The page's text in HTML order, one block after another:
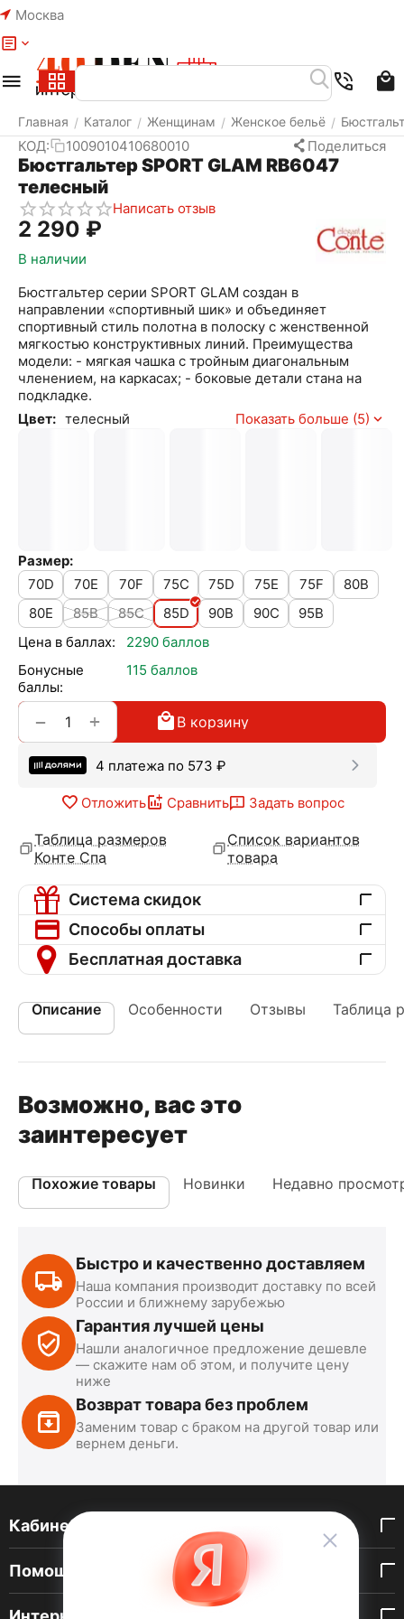
Москва
Главная / Каталог / Женщинам / Женское бельё /
КОД: 1009010410680010 Поделиться
Бюстгальтер SPORT GLAM RB6047
телесный
Написать отзыв
2 290 ₽
В наличии
Бюстгальтер серии SPORT GLAM создан в
направлении «спортивный шик» и объединяет
спортивный стиль полотна в полоску с женственной
мягкостью конструктивных линий. Преимущества
модели: - мягкая чашка с тройным диагональным
членением, на каркасах; - боковые детали стана на
подкладке.
Цвет: телесный Показать больше (5)
Размер:
70D
70E 70F 75C 75D 75E 75F
80B
80E
85B 85C 85D 90B 90C
95B
Цена в баллах:
2290 баллов
Бонусные
баллы:
115 баллов
+
− В корзину
4 платежа по 573 ₽
Отложить Сравнить Задать вопрос
Таблица размеров
Конте Спа
Список вариантов
товара
Система скидок
Способы оплаты
Бесплатная доставка
Описание Особенности Отзывы Таблица
Возможно, вас это
заинтересует
Похожие товары Новинки Недавно
Быстро и качественно доставляем
Наша компания производит доставку по всей
России и ближнему зарубежью
Гарантия лучшей цены
Нашли аналогичное предложение дешевле
— скажите нам об этом, и получите цену
ниже
Возврат товара без проблем
Заменим товар с браком на другой товар или
вернем деньги.
Кабинет покупателя
Помощь покупателю
Меню